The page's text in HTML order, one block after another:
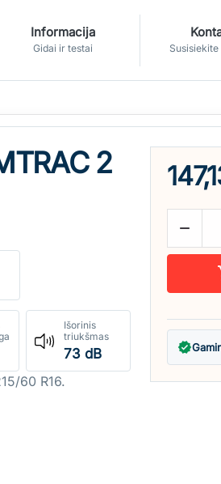
Informacija
Gidai ir testai
2
Išorinis
triukšmas
73 dB
60 R16.

verified